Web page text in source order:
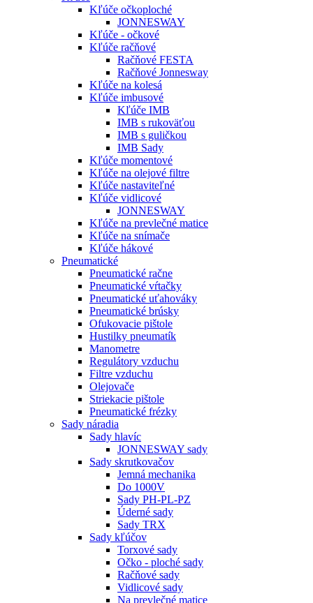
Kľúče očkoploché
JONNESWAY
Kľúče - očkové
Kľúče račňové
Račňové FESTA
Račňové Jonnesway
Kľúče na kolesá
Kľúče imbusové
Kľúče IMB
IMB s rukoväťou
IMB s guličkou
IMB Sady
Kľúče momentové
Kľúče na olejové filtre
Kľúče nastaviteľné
Kľúče vidlicové
JONNESWAY
Kľúče na prevlečné matice
Kľúče na snímače
Kľúče hákové
Pneumatické
Pneumatické račne
Pneumatické vŕtačky
Pneumatické uťahováky
Pneumatické brúsky
Ofukovacie pištole
Hustilky pneumatík
Manometre
Regulátory vzduchu
Filtre vzduchu
Olejovače
Striekacie pištole
Pneumatické frézky
Sady náradia
Sady hlavíc
JONNESWAY sady
Sady skrutkovačov
Jemná mechanika
Do 1000V
Sady PH-PL-PZ
Úderné sady
Sady TRX
Sady kľúčov
Torxové sady
Očko - ploché sady
Račňové sady
Vidlicové sady
Na prevlečné matice